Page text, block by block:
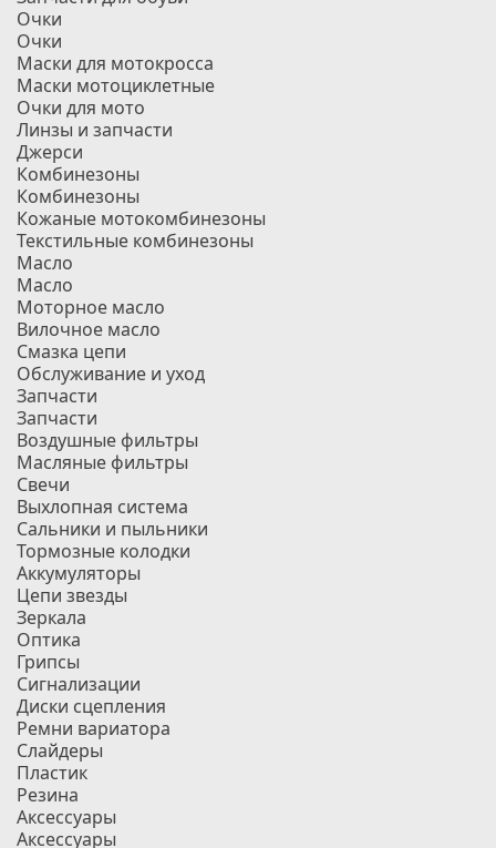
Очки
Очки
Маски для мотокросса
Маски мотоциклетные
Очки для мото
Линзы и запчасти
Джерси
Комбинезоны
Комбинезоны
Кожаные мотокомбинезоны
Текстильные комбинезоны
Масло
Масло
Моторное масло
Вилочное масло
Смазка цепи
Обслуживание и уход
Запчасти
Запчасти
Воздушные фильтры
Масляные фильтры
Свечи
Выхлопная система
Сальники и пыльники
Тормозные колодки
Аккумуляторы
Цепи звезды
Зеркала
Оптика
Грипсы
Сигнализации
Диски сцепления
Ремни вариатора
Слайдеры
Пластик
Резина
Аксессуары
Аксессуары